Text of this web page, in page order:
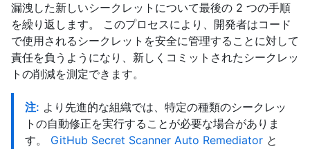
漏洩した新しいシークレットについて最後の 2 つの手順
を繰り返します。 このプロセスにより、開発者はコード
で使用されるシークレットを安全に管理することに対して
責任を負うようになり、新しくコミットされたシークレッ
トの削減を測定できます。
注: より先進的な組織では、特定の種類のシークレッ
トの自動修正を実行することが必要な場合がありま
す。 GitHub Secret Scanner Auto Remediator と